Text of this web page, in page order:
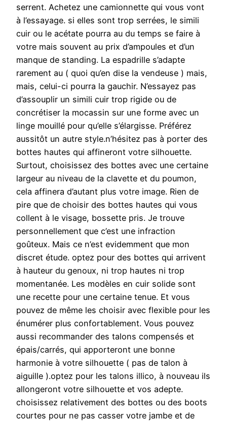
serrent. Achetez une camionnette qui vous vont
à l’essayage. si elles sont trop serrées, le simili
cuir ou le acétate pourra au du temps se faire à
votre mais souvent au prix d’ampoules et d’un
manque de standing. La espadrille s’adapte
rarement au ( quoi qu’en dise la vendeuse ) mais,
mais, celui-ci pourra la gauchir. N’essayez pas
d’assouplir un simili cuir trop rigide ou de
concrétiser la mocassin sur une forme avec un
linge mouillé pour qu’elle s’élargisse. Préférez
aussitôt un autre style.n’hésitez pas à porter des
bottes hautes qui affineront votre silhouette.
Surtout, choisissez des bottes avec une certaine
largeur au niveau de la clavette et du poumon,
cela affinera d’autant plus votre image. Rien de
pire que de choisir des bottes hautes qui vous
collent à le visage, bossette pris. Je trouve
personnellement que c’est une infraction
goûteux. Mais ce n’est evidemment que mon
discret étude. optez pour des bottes qui arrivent
à hauteur du genoux, ni trop hautes ni trop
momentanée. Les modèles en cuir solide sont
une recette pour une certaine tenue. Et vous
pouvez de même les choisir avec flexible pour les
énumérer plus confortablement. Vous pouvez
aussi recommander des talons compensés et
épais/carrés, qui apporteront une bonne
harmonie à votre silhouette ( pas de talon à
aiguille ).optez pour les talons illico, à nouveau ils
allongeront votre silhouette et vos adepte.
choisissez relativement des bottes ou des boots
courtes pour ne pas casser votre jambe et de